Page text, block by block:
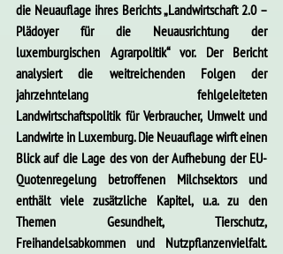
die Neuauflage ihres Berichts „Landwirtschaft 2.0 –
Plädoyer für die Neuausrichtung der
luxemburgischen Agrarpolitik“ vor. Der Bericht
analysiert die weitreichenden Folgen der
jahrzehntelang fehlgeleiteten
Landwirtschaftspolitik für Verbraucher, Umwelt und
Landwirte in Luxemburg. Die Neuauflage wirft einen
Blick auf die Lage des von der Aufhebung der EU-
Quotenregelung betroffenen Milchsektors und
enthält viele zusätzliche Kapitel, u.a. zu den
Themen Gesundheit, Tierschutz,
Freihandelsabkommen und Nutzpflanzenvielfalt.